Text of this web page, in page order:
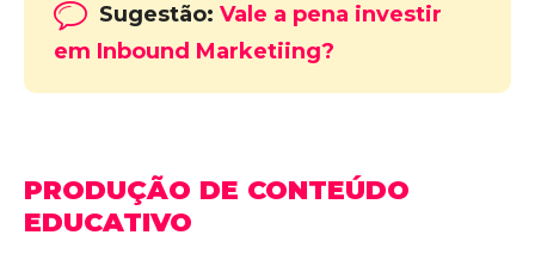
Sugestão: Vale a pena investir
em Inbound Marketiing?
PRODUÇÃO DE CONTEÚDO
EDUCATIVO